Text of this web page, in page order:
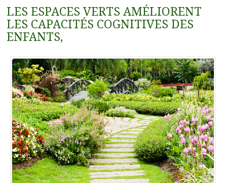
LES ESPACES VERTS AMÉLIORENT
LES CAPACITÉS COGNITIVES DES
ENFANTS,